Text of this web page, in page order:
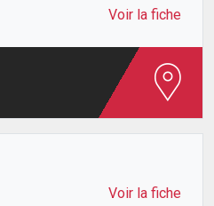
Voir la fiche
Voir la fiche